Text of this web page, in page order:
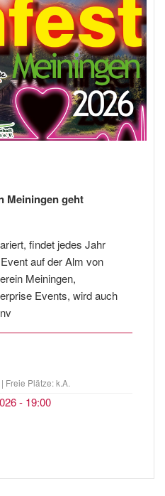
Meiningen geht
findet jedes Jahr
auf der Alm von
Meiningen,
Events, wird auch
Freie Plätze: k.A.
- 19:00